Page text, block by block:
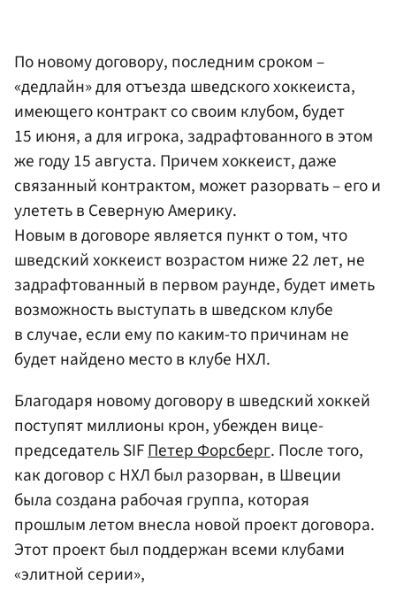
По новому договору, последним сроком –
«дедлайн» для отъезда шведского хоккеиста,
имеющего контракт со своим клубом, будет
15 июня, а для игрока, задрафтованного в этом
же году 15 августа. Причем хоккеист, даже
связанный контрактом, может разорвать – его и
улететь в Северную Америку.
Новым в договоре является пункт о том, что
шведский хоккеист возрастом ниже 22 лет, не
задрафтованный в первом раунде, будет иметь
возможность выступать в шведском клубе
в случае, если ему по каким-то причинам не
будет найдено место в клубе НХЛ.
Благодаря новому договору в шведский хоккей
поступят миллионы крон, убежден вице-
председатель SIFПетер Форсберг. После того,
как договор с НХЛ был разорван, в Швеции
была создана рабочая группа, которая
прошлым летом внесла новой проект договора.
Этот проект был поддержан всеми клубами
«элитной серии»,